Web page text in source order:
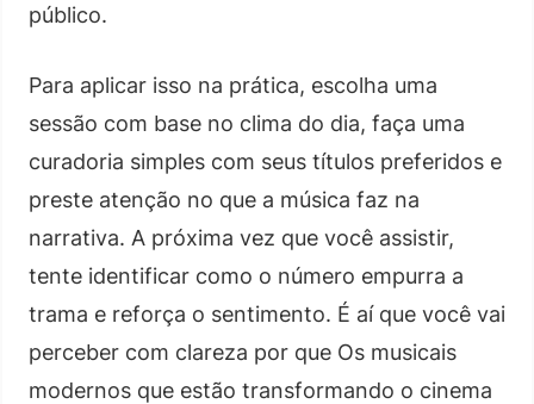
público.
Para aplicar isso na prática, escolha uma
sessão com base no clima do dia, faça uma
curadoria simples com seus títulos preferidos e
preste atenção no que a música faz na
narrativa. A próxima vez que você assistir,
tente identificar como o número empurra a
trama e reforça o sentimento. É aí que você vai
perceber com clareza por que Os musicais
modernos que estão transformando o cinema